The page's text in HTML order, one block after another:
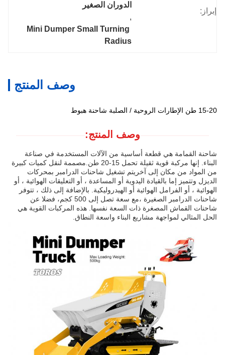
إبراز:
الدوران الصغير
,
Mini Dumper Small Turning
Radius
وصف المنتج
15-20 طن الإطارات الروحية / الصلبة شاحنة هبوط
وصف المنتج:
شاحنة القمامة هي قطعة أساسية من الآلات المستخدمة في صناعة
البناء. إنها مركبة قوية ثقيلة تحمل 15-20 طن.مصممة لنقل كميات كبيرة
من المواد من مكان إلى آخريتم تشغيل شاحنات الدرامبر بمحركات
الديزل وتتميز إما بالقيادة اليدوية أو المساعدة ، أو التعليقات الهوائية ، أو
الهوائية ، أو الفرامل الهوائية أو الهيدروليكية. بالإضافة إلى ذلك ، تتوفر
شاحنات الدرامبر الصغيرة ،مع سعة تصل إلى 500 كجم، فضلا عن
شاحنات القماش المصغرة ذات السعة نفسها. هذه المركبات القوية هي
الحل المثالي لمواجهة مشاريع البناء واسعة النطاق.